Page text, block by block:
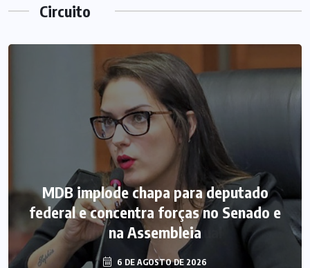
Circuito
MDB implode chapa para deputado
federal e concentra forças no Senado e
na Assembleia
6 DE AGOSTO DE 2026